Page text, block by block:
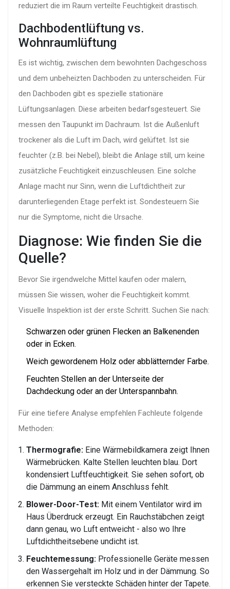
reduziert die im Raum verteilte Feuchtigkeit drastisch.
Dachbodentlüftung vs.
Wohnraumlüftung
Es ist wichtig, zwischen dem bewohnten Dachgeschoss
und dem unbeheizten Dachboden zu unterscheiden. Für
den Dachboden gibt es spezielle stationäre
Lüftungsanlagen. Diese arbeiten bedarfsgesteuert. Sie
messen den Taupunkt im Dachraum. Ist die Außenluft
trockener als die Luft im Dach, wird gelüftet. Ist sie
feuchter (z.B. bei Nebel), bleibt die Anlage still, um keine
zusätzliche Feuchtigkeit einzuschleusen. Eine solche
Anlage macht nur Sinn, wenn die Luftdichtheit zur
darunterliegenden Etage perfekt ist. Sondesteuern Sie
nur die Symptome, nicht die Ursache.
Diagnose: Wie finden Sie die
Quelle?
Bevor Sie irgendwelche Mittel kaufen oder malern,
müssen Sie wissen, woher die Feuchtigkeit kommt.
Visuelle Inspektion ist der erste Schritt. Suchen Sie nach:
Schwarzen oder grünen Flecken an Balkenenden
oder in Ecken.
Weich gewordenem Holz oder abblätternder Farbe.
Feuchten Stellen an der Unterseite der
Dachdeckung oder an der Unterspannbahn.
Für eine tiefere Analyse empfehlen Fachleute folgende
Methoden:
Thermografie: Eine Wärmebildkamera zeigt Ihnen
Wärmebrücken. Kalte Stellen leuchten blau. Dort
kondensiert Luftfeuchtigkeit. Sie sehen sofort, ob
die Dämmung an einem Anschluss fehlt.
Blower-Door-Test: Mit einem Ventilator wird im
Haus Überdruck erzeugt. Ein Rauchstäbchen zeigt
dann genau, wo Luft entweicht - also wo Ihre
Luftdichtheitsebene undicht ist.
Feuchtemessung: Professionelle Geräte messen
den Wassergehalt im Holz und in der Dämmung. So
erkennen Sie versteckte Schäden hinter der Tapete.